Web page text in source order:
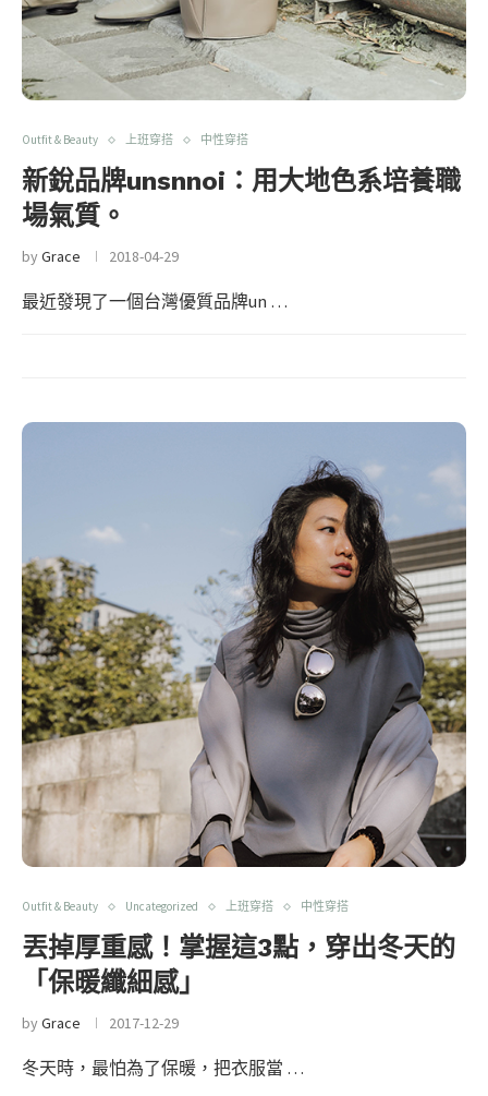
Outfit & Beauty 上班穿搭 中性穿搭
新銳品牌unsnnoi：用大地色系培養職
場氣質。
byGrace 2018-04-29
最近發現了一個台灣優質品牌un …
Outfit & Beauty Uncategorized 上班穿搭 中性穿搭
丟掉厚重感！掌握這3點，穿出冬天的
「保暖纖細感」
byGrace 2017-12-29
冬天時，最怕為了保暖，把衣服當 …